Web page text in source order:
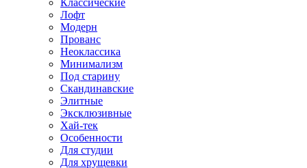
Классические
Лофт
Модерн
Прованс
Неоклассика
Минимализм
Под старину
Скандинавские
Элитные
Эксклюзивные
Хай-тек
Особенности
Для студии
Для хрущевки